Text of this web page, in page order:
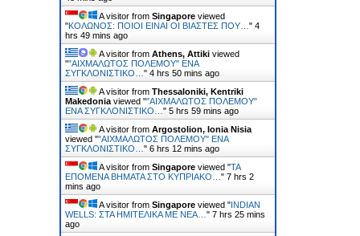
A visitor from Singapore viewed
"ΚΟΛΩΝΟΣ: ΠΟΙΟΙ ΕΙΝΑΙ ΟΙ ΒΙΑΣΤΕΣ ΠΟΥ… " 4
hrs 49 mins ago
A visitor from Athens, Attiki viewed
""ΑΙΧΜΑΛΩΤΟΣ ΠΟΛΕΜΟΥ" ΕΝΑ
ΣΥΓΚΛΟΝΙΣΤΙΚΟ… " 4 hrs 50 mins ago
A visitor from Thessaloniki, Kentriki
Makedonia viewed ""ΑΙΧΜΑΛΩΤΟΣ ΠΟΛΕΜΟΥ"
ΕΝΑ ΣΥΓΚΛΟΝΙΣΤΙΚΟ… " 5 hrs 59 mins ago
A visitor from Argostolion, Ionia Nisia
viewed ""ΑΙΧΜΑΛΩΤΟΣ ΠΟΛΕΜΟΥ" ΕΝΑ
ΣΥΓΚΛΟΝΙΣΤΙΚΟ… " 6 hrs 12 mins ago
A visitor from Singapore viewed "ΤΑ
ΕΠΟΜΕΝΑ ΒΗΜΑΤΑ ΣΤΟ ΚΥΠΡΙΑΚΟ… " 7 hrs 2
mins ago
A visitor from Singapore viewed "INDIAN
WELLS: ΣΤΑ ΗΜΙΤΕΛΙΚΑ ΜΕ ΝΕΑ… " 7 hrs 25 mins
ago